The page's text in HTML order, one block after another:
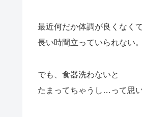
最近何だか体調が良くなくて
長い時間立っていられない。
でも、食器洗わないと
たまってちゃうし…って思い